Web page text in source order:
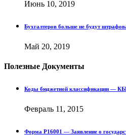
Июнь 10, 2019
Бухгалтеров больше не будут
Май 20, 2019
Полезные Документы
Коды бюджетной классификации —
Февраль 11, 2015
Форма Р16001 — Заявление о